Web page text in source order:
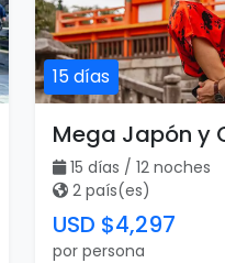
15 días
Mega Japón y
15 días / 12 noches
2 país(es)
USD $4,297
por persona